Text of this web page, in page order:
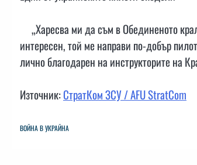
„Харесва ми да съм в Обединеното
интересен, той ме направи по-добър
лично благодарен на инструкторите на
Източник:СтратКом ЗСУ / AFU StratCom
ВОЙНА В УКРАЙНА